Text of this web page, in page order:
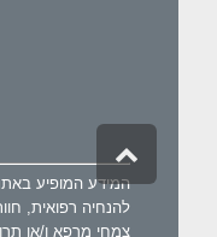
המידע המופיע
להנחיה רפואית,
צמחי מרפא ו/או
לראש
העמוד